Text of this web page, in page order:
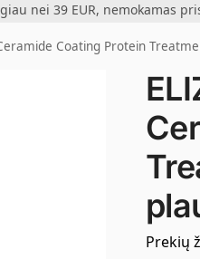
nei 39 EUR, nemokamas
Coating Protein
Prekių